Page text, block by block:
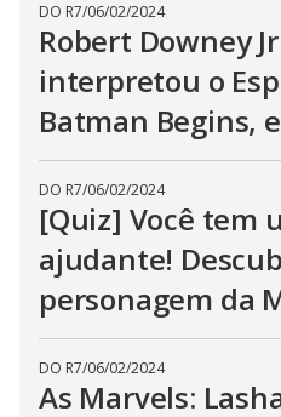
DO R7/06/02/2024
Robert Downey
interpretou o
Batman Begins,
DO R7/06/02/2024
[Quiz] Você tem
ajudante!
personagem da
DO R7/06/02/2024
As Marvels: